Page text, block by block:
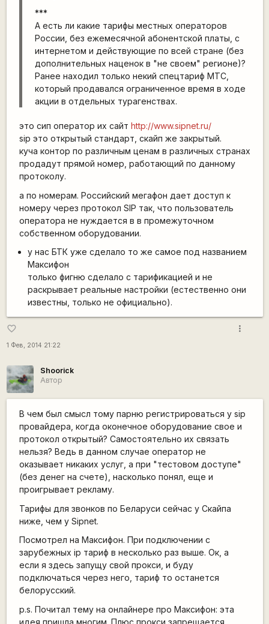
***
А есть ли какие тарифы местных операторов
России, без ежемесячной абонентской платы, с
интернетом и действующие по всей стране (без
дополнительных наценок в "не своем" регионе)?
Ранее находил только некий спецтариф МТС,
который продавался ограниченное время в ходе
акции в отдельных турагенствах.
это сип оператор их сайт http://www.sipnet.ru/
sip это открытый стандарт, скайп же закрытый.
куча контор по различным ценам в различных странах
продадут прямой номер, работающий по данному
протоколу.
а по номерам. Российский мегафон дает доступ к
номеру через протокол SIP так, что пользователь
оператора не нуждается в в промежуточном
собственном оборудовании.
у нас БТК уже сделало то же самое под названием
Максифон
только фигню сделало с тарификацией и не
раскрывает реальные настройки (естественно они
известны, только не официально).
favorite_border
1 Фев, 2014 21:22
more_vert
Shoorick
Автор
В чем был смысл тому парню регистрироваться у sip
провайдера, когда оконечное оборудование свое и
протокол открытый? Самостоятельно их связать
нельзя? Ведь в данном случае оператор не
оказывает никаких услуг, а при "тестовом доступе"
(без денег на счете), насколько понял, еще и
проигрывает рекламу.
Тарифы для звонков по Беларуси сейчас у Скайпа
ниже, чем у Sipnet.
Посмотрел на Максифон. При подключении с
зарубежных ip тариф в несколько раз выше. Ок, а
если я здесь запущу свой прокси, и буду
подключаться через него, тариф то останется
белорусский.
p.s. Почитал тему на онлайнере про Максифон: эта
идея пришла многим. Плюс прокси запрещается